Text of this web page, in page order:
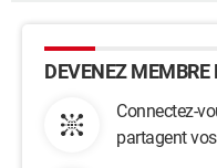
DEVENEZ MEMBRE
Connectez-
partagent